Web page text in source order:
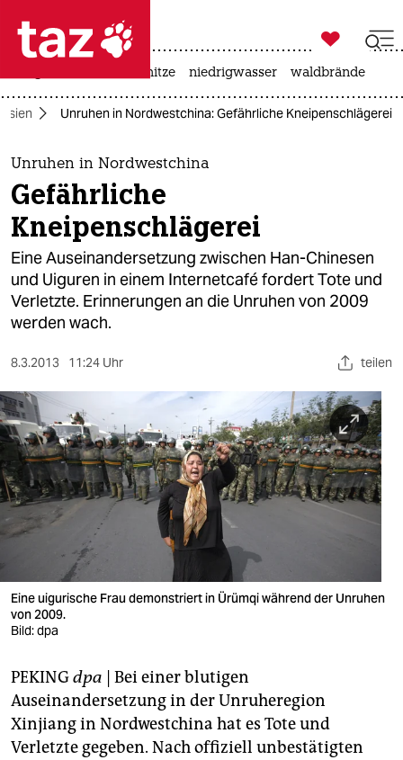
 taz zahl ich
taz zahl ich
themen
politik
öko
gesellschaft
kultur
sport
berlin
nord
wahrheit
verlag
veranstaltungen
shop
fragen & hilfe
unterstützen
abo

taz zahl ich
hitze niedrigwasser waldbrände
Asien Unruhen in Nordwestchina: Gefährliche Kneipenschlägerei
Unruhen in Nordwestchina
Gefährliche
Kneipenschlägerei
Eine Auseinandersetzung zwischen Han-Chinesen
und Uiguren in einem Internetcafé fordert Tote und
Verletzte. Erinnerungen an die Unruhen von 2009
werden wach.
8.3.2013 11:24 Uhr teilen
Eine uigurische Frau demonstriert in Ürümqi während der Unruhen
von 2009.
Bild: dpa
PEKINGdpa | Bei einer blutigen
Auseinandersetzung in der Unruheregion
Xinjiang in Nordwestchina hat es Tote und
Verletzte gegeben. Nach offiziell unbestätigten